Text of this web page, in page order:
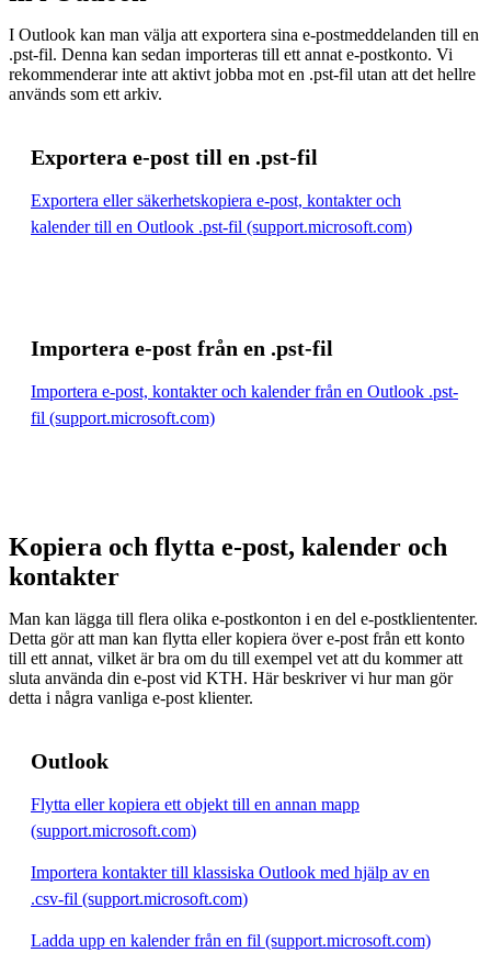
I Outlook kan man välja att exportera sina e-postmeddelanden till en
.pst-fil. Denna kan sedan importeras till ett annat e-postkonto. Vi
rekommenderar inte att aktivt jobba mot en .pst-fil utan att det hellre
används som ett arkiv.
Exportera e-post till en .pst-fil
Exportera eller säkerhetskopiera e-post, kontakter och
kalender till en Outlook .pst-fil (support.microsoft.com)
Importera e-post från en .pst-fil
Importera e-post, kontakter och kalender från en Outlook .pst-
fil (support.microsoft.com)
Kopiera och flytta e-post, kalender och
kontakter
Man kan lägga till flera olika e-postkonton i en del e-postkliententer.
Detta gör att man kan flytta eller kopiera över e-post från ett konto
till ett annat, vilket är bra om du till exempel vet att du kommer att
sluta använda din e-post vid KTH. Här beskriver vi hur man gör
detta i några vanliga e-post klienter.
Outlook
Flytta eller kopiera ett objekt till en annan mapp
(support.microsoft.com)
Importera kontakter till klassiska Outlook med hjälp av en
.csv-fil (support.microsoft.com)
Ladda upp en kalender från en fil (support.microsoft.com)